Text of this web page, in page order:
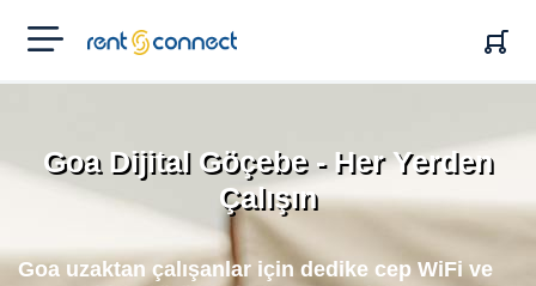
RENT'N
CONNECT
Goa Dijital Göçebe - Her Yerden
Çalışın
Goa uzaktan çalışanlar için dedike cep WiFi ve